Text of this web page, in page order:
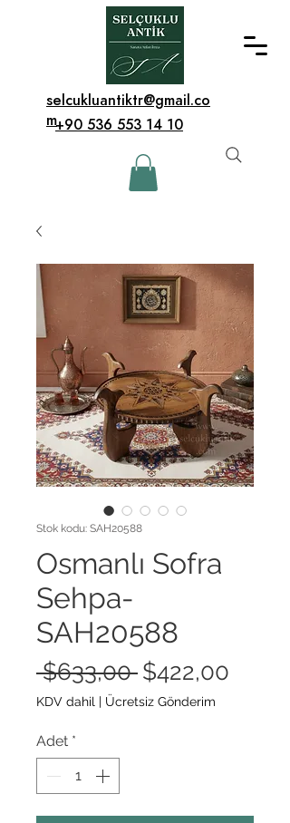
+90 536 553 14 10
selcukluantiktr@gmail.co
m
Stok kodu: SAH20588
Osmanlı Sofra
Sehpa-
SAH20588
$633,00 Normal
Fiyat
$422,00
KDV dahil | Ücretsiz Gönderim
Adet *